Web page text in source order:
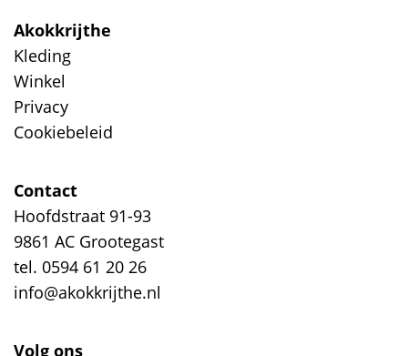
Akokkrijthe
Kleding
Winkel
Privacy
Cookiebeleid
Contact
Hoofdstraat 91-93
9861 AC Grootegast
tel. 0594 61 20 26
info@akokkrijthe.nl
Volg ons